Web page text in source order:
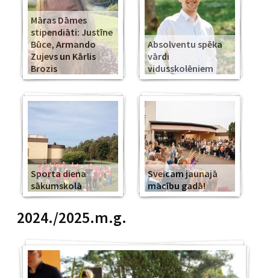
Māras Dāmes
stipendiāti: Justīne
Būce, Armando
Zujevs un Kārlis
Brozis
Absolventu spēka
vārdi
vidusskolēniem
Sporta diena
sākumskolā
Sveicam jaunajā
mācību gadā!
2024./2025.m.g.